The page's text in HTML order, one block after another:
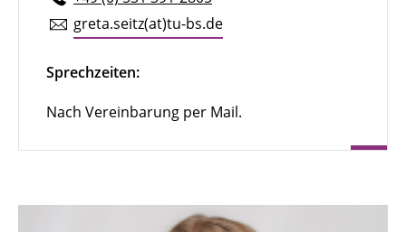
M. Sc. Corinna Burgstedt
B. Sc. Greta Seitz
Praktikant*innen
greta.​seitz(at)tu-​bs.​de
Sprechzeiten:
Nach Vereinbarung per Mail.